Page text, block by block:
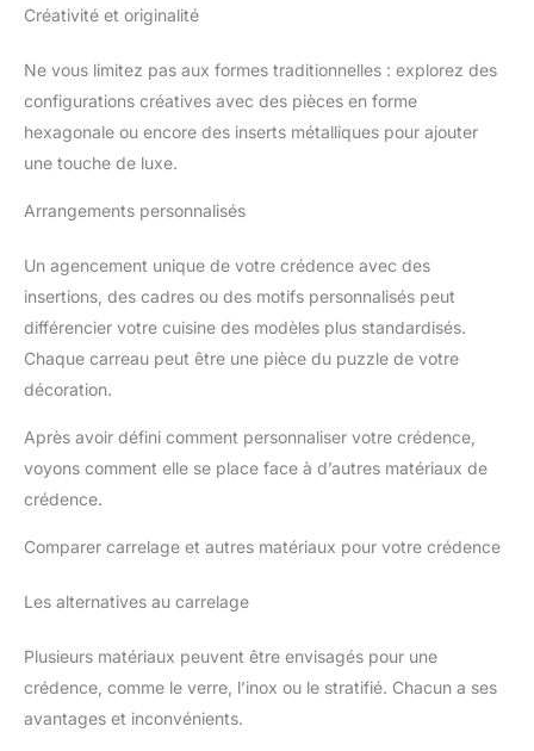
Créativité et originalité
Ne vous limitez pas aux formes traditionnelles : explorez des
configurations créatives avec des pièces en forme
hexagonale ou encore des inserts métalliques pour ajouter
une touche de luxe.
Arrangements personnalisés
Un agencement unique de votre crédence avec des
insertions, des cadres ou des motifs personnalisés peut
différencier votre cuisine des modèles plus standardisés.
Chaque carreau peut être une pièce du puzzle de votre
décoration.
Après avoir défini comment personnaliser votre crédence,
voyons comment elle se place face à d’autres matériaux de
crédence.
Comparer carrelage et autres matériaux pour votre crédence
Les alternatives au carrelage
Plusieurs matériaux peuvent être envisagés pour une
crédence, comme le verre, l’inox ou le stratifié. Chacun a ses
avantages et inconvénients.